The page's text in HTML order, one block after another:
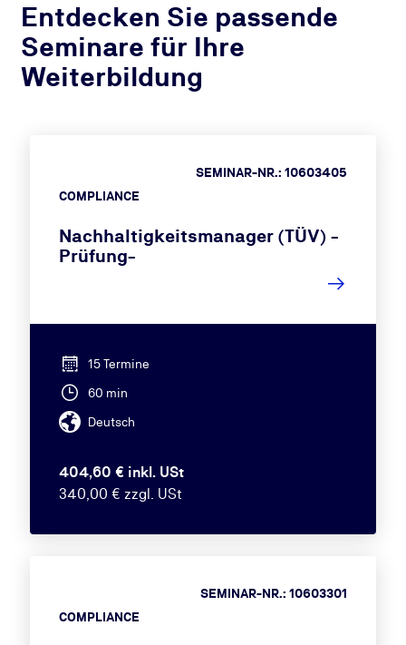
Entdecken Sie passende
Seminare für Ihre
Weiterbildung
COMPLIANCE
SEMINAR-NR.: 10603405
Nachhaltigkeitsmanager (TÜV) -
Prüfung-
15 Termine
60 min
Deutsch
404,60 € inkl. USt
340,00 € zzgl. USt
COMPLIANCE
SEMINAR-NR.: 10603301